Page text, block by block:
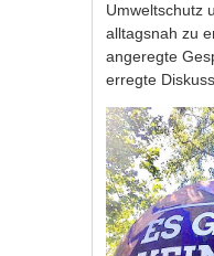
Umweltschutz
alltagsnah zu
angeregte
erregte